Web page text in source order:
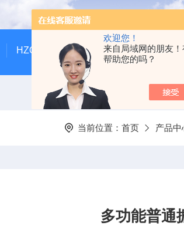
欢迎您！
来自局域网的朋友！
帮助您的吗？
HZQ-F160全温振荡培养箱厂家价格
当前位置： 首页 产品中
多功能普通